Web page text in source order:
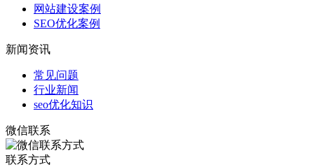
网站建设案例
SEO优化案例
新闻资讯
常见问题
行业新闻
seo优化知识
微信联系
联系方式